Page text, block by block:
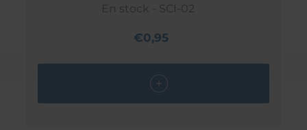
En stock - SCI-02
€0,95